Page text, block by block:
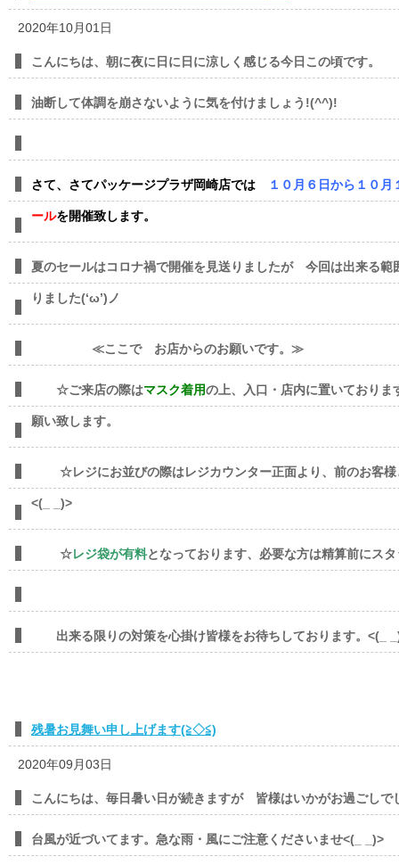
2020年10月01日
こんにちは、朝に夜に日に日に涼しく感じる今日この頃です。
油断して体調を崩さないように気を付けましょう!(^^)!
さて、さてパッケージプラザ岡崎店では １０月６日から１０月
ールを開催致します。
夏のセールはコロナ禍で開催を見送りましたが 今回は出来る範
りました(‘ω’)ノ
≪ここで お店からのお願いです。≫
☆ご来店の際はマスク着用の上、入口・店内に置いておりま
願い致します。
☆レジにお並びの際はレジカウンター正面より、前のお客様
<(_ _)>
☆レジ袋が有料となっております、必要な方は精算前にス
出来る限りの対策を心掛け皆様をお待ちしております。<(_
残暑お見舞い申し上げます(≧◇≦)
2020年09月03日
こんにちは、毎日暑い日が続きますが 皆様はいかがお過ごしで
台風が近づいてます。急な雨・風にご注意くださいませ<(_ _)>